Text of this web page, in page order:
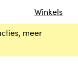
Winkels
meer